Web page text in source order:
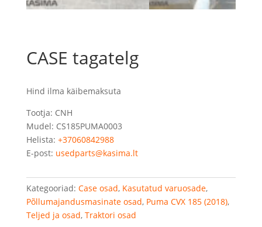
CASE tagatelg
Hind ilma käibemaksuta
Tootja: CNH
Mudel: CS185PUMA0003
Helista: +37060842988
E-post: usedparts@kasima.lt
Kategooriad: Case osad, Kasutatud varuosade,
Põllumajandusmasinate osad, Puma CVX 185 (2018),
Teljed ja osad, Traktori osad